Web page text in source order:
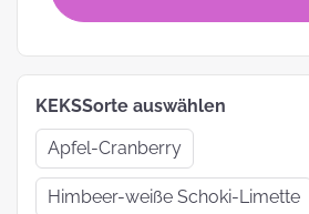
KEKSSorte auswählen
Apfel-Cranberry
Himbeer-weiße Schoki-Limette